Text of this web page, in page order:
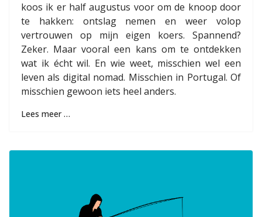
koos ik er half augustus voor om de knoop door
te hakken: ontslag nemen en weer volop
vertrouwen op mijn eigen koers. Spannend?
Zeker. Maar vooral een kans om te ontdekken
wat ik écht wil. En wie weet, misschien wel een
leven als digital nomad. Misschien in Portugal. Of
misschien gewoon iets heel anders.
Lees meer …